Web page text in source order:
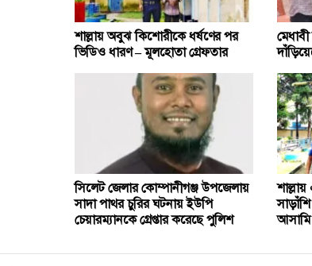
শাল্লায় অবুঝ কিশোরীকে ধর্ষণের পর
ভিডিও ধারণ – মূলহোতা গ্রেফতার
মেধাবী
সিলেট জেলার কোম্পানীগঞ্জ উপজেলায়
সাদা পাথর চুরির ঘটনায় ইউপি
চেয়ারম্যানকে গ্রেপ্তার করেছে পুলিশ
আসামি